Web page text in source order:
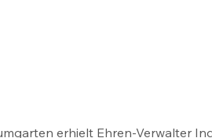
erhielt Ehren-Verwalter